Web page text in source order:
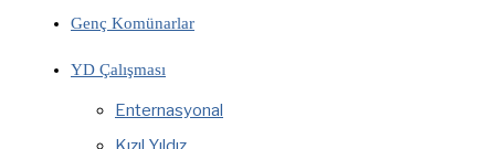
Genç Komünarlar
YD Çalışması
Enternasyonal